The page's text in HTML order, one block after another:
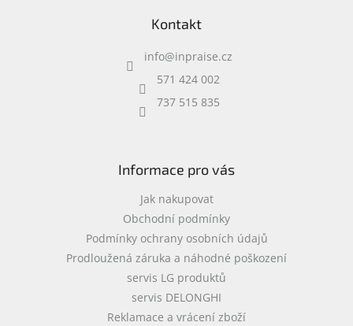
Kontakt
info@inpraise.cz
571 424 002
737 515 835
Informace pro vás
Jak nakupovat
Obchodní podmínky
Podmínky ochrany osobních údajů
Prodloužená záruka a náhodné poškození
servis LG produktů
servis DELONGHI
Reklamace a vrácení zboží